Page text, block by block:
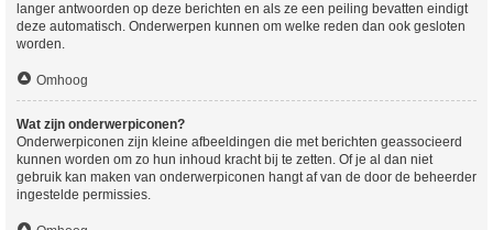
langer antwoorden op deze berichten en als ze een peiling bevatten eindigt
deze automatisch. Onderwerpen kunnen om welke reden dan ook gesloten
worden.
Omhoog
Wat zijn onderwerpiconen?
Onderwerpiconen zijn kleine afbeeldingen die met berichten geassocieerd
kunnen worden om zo hun inhoud kracht bij te zetten. Of je al dan niet
gebruik kan maken van onderwerpiconen hangt af van de door de beheerder
ingestelde permissies.